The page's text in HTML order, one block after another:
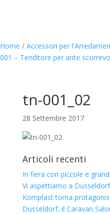
Home / Accessori per
001 – Tenditore per ante
tn-001_02
28 Settembre 2017
Articoli recenti
In fiera con piccole e
Vi aspettiamo a
Komplast torna
Dusseldorf, il Caravan